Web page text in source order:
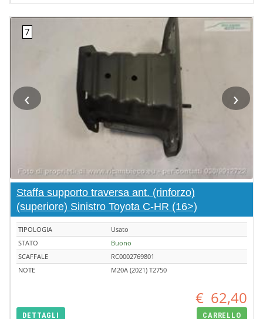
‹ ›
Staffa supporto traversa ant. (rinforzo)
(superiore) Sinistro Toyota C-HR (16>)
TIPOLOGIA
Usato
STATO
Buono
SCAFFALE
RC0002769801
NOTE
M20A (2021) T2750
€ 62,40
DETTAGLI CARRELLO